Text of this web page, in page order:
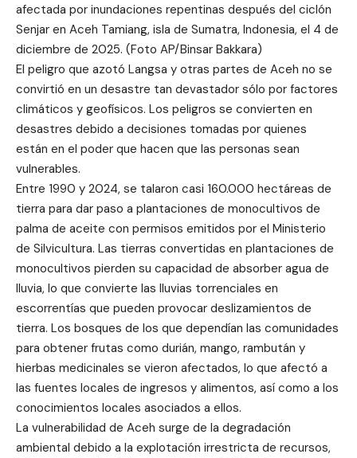
afectada por inundaciones repentinas después del ciclón
Senjar en Aceh Tamiang, isla de Sumatra, Indonesia, el 4 de
diciembre de 2025. (Foto AP/Binsar Bakkara)
El peligro que azotó Langsa y otras partes de Aceh no se
convirtió en un desastre tan devastador sólo por factores
climáticos y geofísicos. Los peligros se convierten en
desastres debido a decisiones tomadas por quienes
están en el poder que hacen que las personas sean
vulnerables.
Entre 1990 y 2024, se talaron casi 160.000 hectáreas de
tierra para dar paso a plantaciones de monocultivos de
palma de aceite con permisos emitidos por el Ministerio
de Silvicultura. Las tierras convertidas en plantaciones de
monocultivos pierden su capacidad de absorber agua de
lluvia, lo que convierte las lluvias torrenciales en
escorrentías que pueden provocar deslizamientos de
tierra. Los bosques de los que dependían las comunidades
para obtener frutas como durián, mango, rambután y
hierbas medicinales se vieron afectados, lo que afectó a
las fuentes locales de ingresos y alimentos, así como a los
conocimientos locales asociados a ellos.
La vulnerabilidad de Aceh surge de la degradación
ambiental debido a la explotación irrestricta de recursos,